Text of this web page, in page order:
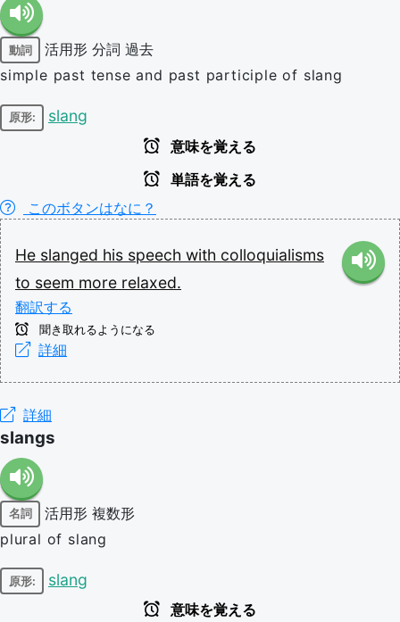
動詞 活用形 分詞 過去
simple past tense and past participle of slang
原形: slang
意味を覚える
単語を覚える
このボタンはなに？
He slanged his speech with colloquialisms
to seem more relaxed.
翻訳する
聞き取れるようになる
詳細
詳細
slangs
名詞 活用形 複数形
plural of slang
原形: slang
意味を覚える